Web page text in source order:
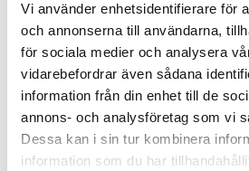
Vi använder enhetsidentifierare för
och annonserna till användarna,
för sociala medier och analysera
vidarebefordrar även sådana
information från din enhet till de
annons- och analysföretag som vi
Dessa kan i sin tur kombinera
information som du har
Inga olika tjocka partier. Jämn
För overlocksömmar och
För förstärkta sömmar och
För knapphål och knappsömnad
För fina ornamentstygn och
Åldersbeständig och håller med
Rekommenderad nål Universal